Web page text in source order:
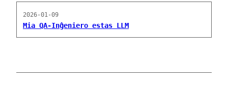
2026-01-09
Mia QA-Inĝeniero estas LLM